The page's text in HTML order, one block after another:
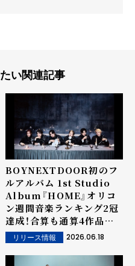
い関連記事
BOYNEXTDOOR初のフ
ルアルバム 1st Studio
Album『HOME』オリコ
ン週間音楽ランキング2冠
達成！合算も通算4作品目
の首位獲得！
リリース情報 2026.06.18